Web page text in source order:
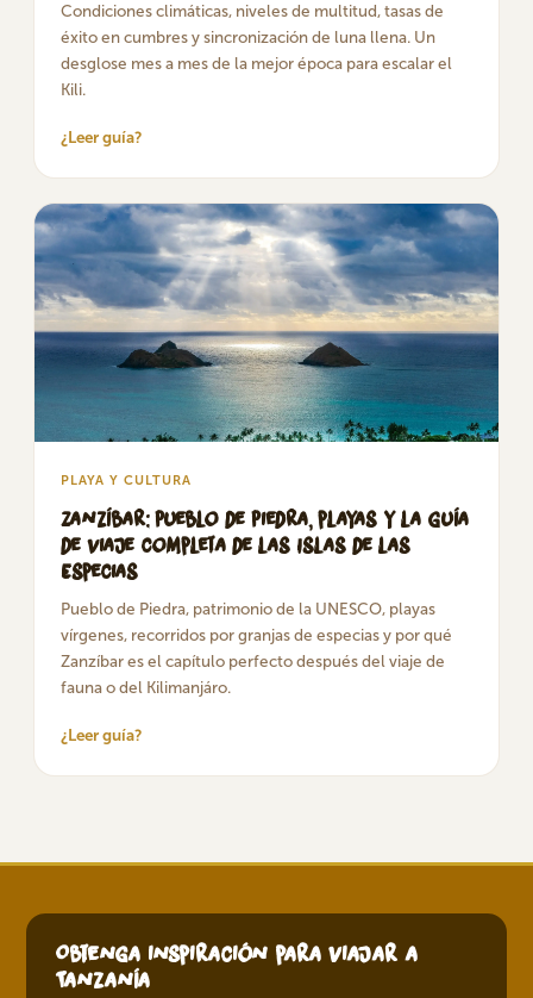
Condiciones climáticas, niveles de multitud, tasas de
éxito en cumbres y sincronización de luna llena. Un
desglose mes a mes de la mejor época para escalar el
Kili.
¿Leer guía?
PLAYA Y CULTURA
Zanzíbar: Pueblo de Piedra, playas y la guía
de viaje completa de las Islas de las
Especias
Pueblo de Piedra, patrimonio de la UNESCO, playas
vírgenes, recorridos por granjas de especias y por qué
Zanzíbar es el capítulo perfecto después del viaje de
fauna o del Kilimanjáro.
¿Leer guía?
Obtenga inspiración para viajar a
Tanzanía